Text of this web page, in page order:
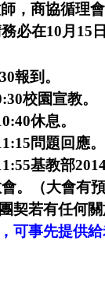
，商協循理
必在10月15
報到。
校園宣教。
休息。
問題回應
基教部
。（大會有預
契若有任何
可事先提供